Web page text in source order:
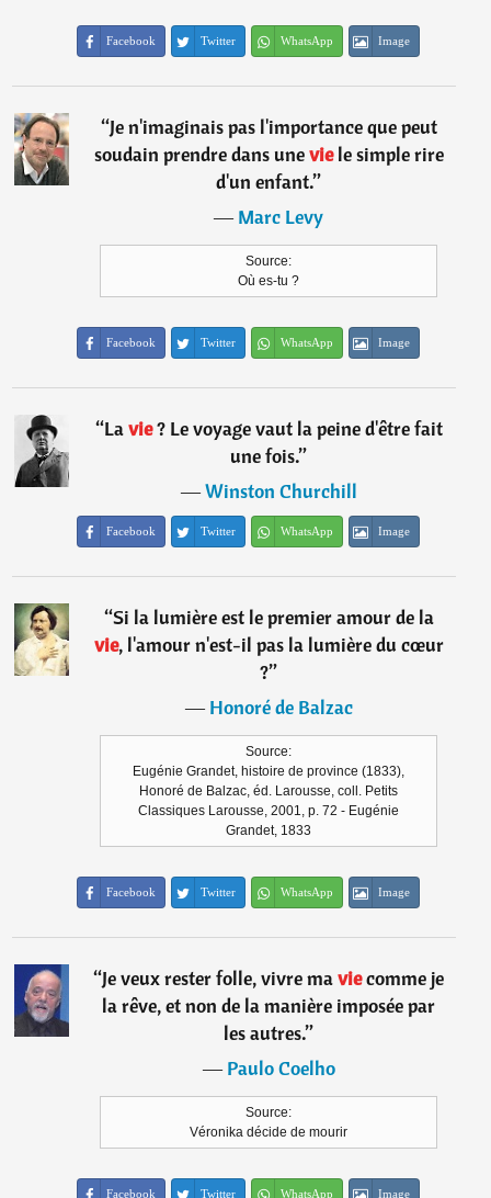
Facebook Twitter WhatsApp Image
“Je n'imaginais pas l'importance que peut
soudain prendre dans uneviele simple rire
d'un enfant.”
―Marc Levy
Source:
Où es-tu ?
Facebook Twitter WhatsApp Image
“Lavie? Le voyage vaut la peine d'être fait
une fois.”
―Winston Churchill
Facebook Twitter WhatsApp Image
“Si la lumière est le premier amour de la
vie, l'amour n'est-il pas la lumière du cœur
?”
―Honoré de Balzac
Source:
Eugénie Grandet, histoire de province (1833),
Honoré de Balzac, éd. Larousse, coll. Petits
Classiques Larousse, 2001, p. 72 - Eugénie
Grandet, 1833
Facebook Twitter WhatsApp Image
“Je veux rester folle, vivre maviecomme je
la rêve, et non de la manière imposée par
les autres.”
―Paulo Coelho
Source:
Véronika décide de mourir
Facebook Twitter WhatsApp Image